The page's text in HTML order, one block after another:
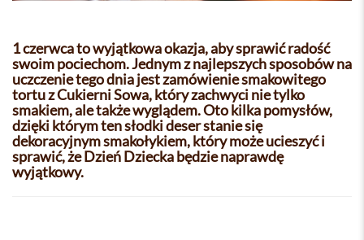
1 czerwca to wyjątkowa okazja, aby sprawić radość
swoim pociechom. Jednym z najlepszych sposobów na
uczczenie tego dnia jest zamówienie smakowitego
tortu z Cukierni Sowa, który zachwyci nie tylko
smakiem, ale także wyglądem. Oto kilka pomysłów,
dzięki którym ten słodki deser stanie się
dekoracyjnym smakołykiem, który może ucieszyć i
sprawić, że Dzień Dziecka będzie naprawdę
wyjątkowy.